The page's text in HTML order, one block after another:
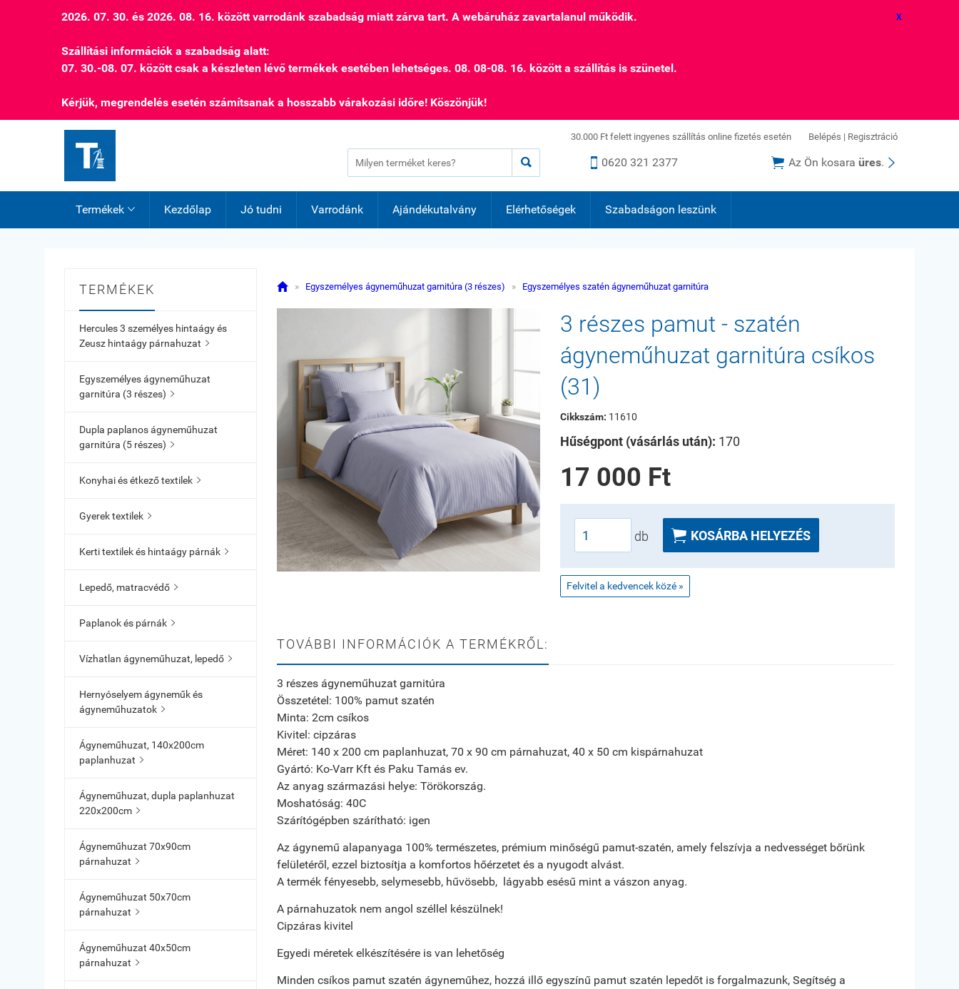
2026. 07. 30. és 2026. 08. 16. között varrodánk szabadság miatt zárva tart. A webáruház zavartalanul működik.
Szállítási információk a szabadság alatt:
07. 30.-08. 07. között csak a készleten lévő termékek esetében lehetséges. 08. 08-08. 16. között a szállítás is szünetel.
Kérjük, megrendelés esetén számítsanak a hosszabb várakozási időre! Köszönjük!
X
  0620 321 2377  Az Ön kosara üres. 
30.000 Ft felett ingyenes szállítás online fizetés esetén Belépés | Regisztráció
Termékek  Kezdőlap Jó tudni Varrodánk Ajándékutalvány Elérhetőségek Szabadságon leszünk
TERMÉKEK
Hercules 3 személyes hintaágy és
Zeusz hintaágy párnahuzat 
Egyszemélyes ágyneműhuzat
garnitúra (3 részes) 
Dupla paplanos ágyneműhuzat
garnitúra (5 részes) 
Konyhai és étkező textilek 
Gyerek textilek 
Kerti textilek és hintaágy párnák 
Lepedő, matracvédő 
Paplanok és párnák 
Vízhatlan ágyneműhuzat, lepedő 
Hernyóselyem ágyneműk és
ágyneműhuzatok 
Ágyneműhuzat, 140x200cm
paplanhuzat 
Ágyneműhuzat, dupla paplanhuzat
220x200cm 
Ágyneműhuzat 70x90cm
párnahuzat 
Ágyneműhuzat 50x70cm
párnahuzat 
Ágyneműhuzat 40x50cm
párnahuzat 
 » Egyszemélyes ágyneműhuzat garnitúra (3 részes) » Egyszemélyes szatén ágyneműhuzat garnitúra
3 részes pamut - szatén
ágyneműhuzat garnitúra csíkos
(31)
Cikkszám: 11610
Hűségpont (vásárlás után): 170
17 000 Ft
db  KOSÁRBA HELYEZÉS
Felvitel a kedvencek közé »
TOVÁBBI INFORMÁCIÓK A TERMÉKRŐL:
3 részes ágyneműhuzat garnitúra
Összetétel: 100% pamut szatén
Minta: 2cm csíkos
Kivitel: cipzáras
Méret: 140 x 200 cm paplanhuzat, 70 x 90 cm párnahuzat, 40 x 50 cm kispárnahuzat
Gyártó: Ko-Varr Kft és Paku Tamás ev.
Az anyag származási helye: Törökország.
Moshatóság: 40C
Szárítógépben szárítható: igen
Az ágynemű alapanyaga 100% természetes, prémium minőségű pamut-szatén, amely felszívja a nedvességet bőrünk
felületéről, ezzel biztosítja a komfortos hőérzetet és a nyugodt alvást.
A termék fényesebb, selymesebb, hűvösebb, lágyabb esésű mint a vászon anyag.
A párnahuzatok nem angol széllel készülnek!
Cipzáras kivitel
Egyedi méretek elkészítésére is van lehetőség
Minden csíkos pamut szatén ágyneműhez, hozzá illő egyszínű pamut szatén lepedőt is forgalmazunk, Segítség a